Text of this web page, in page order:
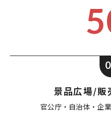
景品広場/販
官公庁・自治体・企